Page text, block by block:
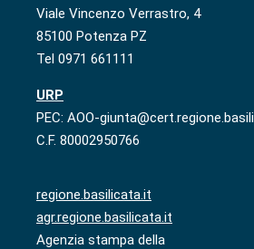
Viale Vincenzo Verrastro, 4
85100 Potenza PZ
Tel 0971 661111
URP
PEC: AOO-
C.F. 80002950766
regione.basilicata.it
agr.regione.basilicata.it
Agenzia stampa della